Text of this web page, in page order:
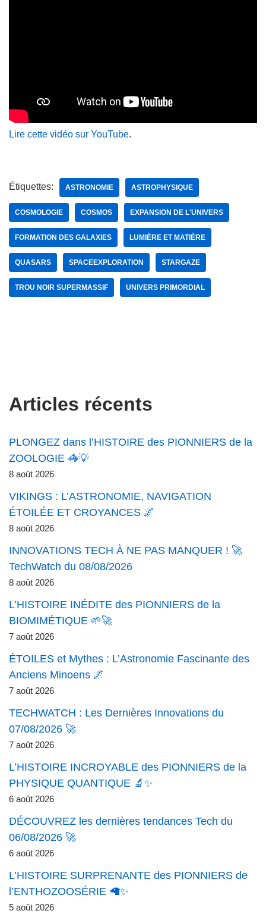
Lire cette vidéo sur YouTube.
Étiquettes: ASTRONOMIE ASTROPHYSIQUE
COSMOLOGIE COSMOS EXPANSION DE L'UNIVERS
FORMATION DES GALAXIES LUMIÈRE ET MATIÈRE
QUASARS SPACEEXPLORATION STARGAZE
TROU NOIR SUPERMASSIF UNIVERS PRIMORDIAL
Articles récents
PLONGEZ dans l’HISTOIRE des PIONNIERS de la
ZOOLOGIE 🦓💡
8 août 2026
VIKINGS : L’ASTRONOMIE, NAVIGATION
ÉTOILÉE ET CROYANCES 🌌
8 août 2026
INNOVATIONS TECH À NE PAS MANQUER ! 🚀
TechWatch du 08/08/2026
8 août 2026
L’HISTOIRE INÉDITE des PIONNIERS de la
BIOMIMÉTIQUE 🌱🚀
7 août 2026
ÉTOILES et Mythes : L’Astronomie Fascinante des
Anciens Minoens 🌌
7 août 2026
TECHWATCH : Les Dernières Innovations du
07/08/2026 🚀
7 août 2026
L’HISTOIRE INCROYABLE des PIONNIERS de la
PHYSIQUE QUANTIQUE 🔬✨
6 août 2026
DÉCOUVREZ les dernières tendances Tech du
06/08/2026 🚀
6 août 2026
L’HISTOIRE SURPRENANTE des PIONNIERS de
l’ENTHOZOOSÉRIE 🦙✨
5 août 2026